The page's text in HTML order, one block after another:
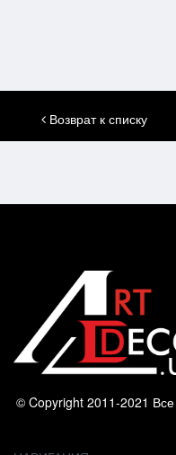
Возврат к списку
© Copyright 2011-2021